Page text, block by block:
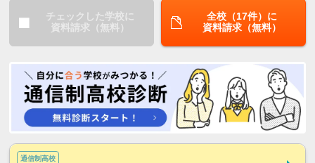
チェックした学校に
資料請求（無料）
全校（17件）に
資料請求（無料）
通信制高校